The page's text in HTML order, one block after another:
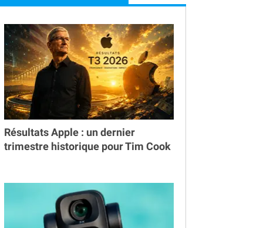
Résultats Apple : un dernier
trimestre historique pour Tim Cook